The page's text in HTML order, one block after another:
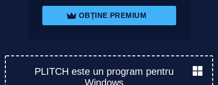
OBȚINE PREMIUM
PLITCH este un program pentru
Windows